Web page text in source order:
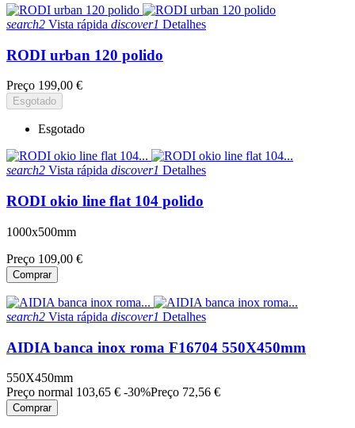
search2 Vista rápida discover1 Detalhes
RODI urban 120 polido
Preço 199,00 €
Esgotado
Esgotado
search2 Vista rápida discover1 Detalhes
RODI okio line flat 104 polido
1000x500mm
Preço 109,00 €
Comprar
search2 Vista rápida discover1 Detalhes
AIDIA banca inox roma F16704 550X450mm
550X450mm
Preço normal 103,65 € -30%Preço 72,56 €
Comprar